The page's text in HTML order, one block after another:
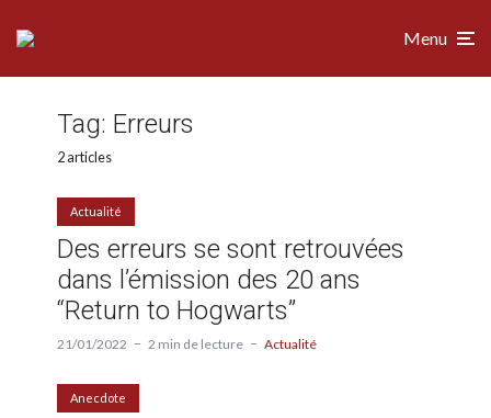
Menu
Tag: Erreurs
2 articles
Actualité
Des erreurs se sont retrouvées
dans l’émission des 20 ans
“Return to Hogwarts”
21/01/2022 2 min de lecture Actualité
Anecdote